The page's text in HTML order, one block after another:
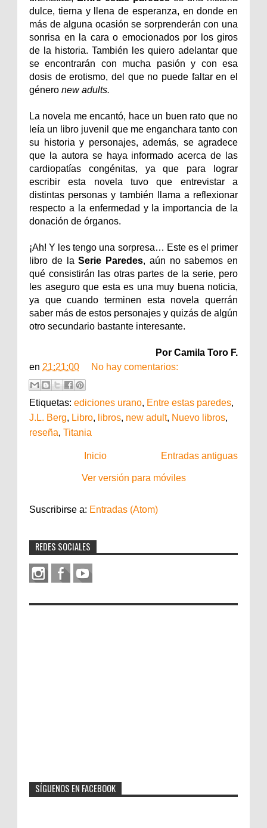
dulce, tierna y llena de esperanza, en donde en
más de alguna ocasión se sorprenderán con una
sonrisa en la cara o emocionados por los giros
de la historia. También les quiero adelantar que
se encontrarán con mucha pasión y con esa
dosis de erotismo, del que no puede faltar en el
género new adults.
La novela me encantó, hace un buen rato que no
leía un libro juvenil que me enganchara tanto con
su historia y personajes, además, se agradece
que la autora se haya informado acerca de las
cardiopatías congénitas, ya que para lograr
escribir esta novela tuvo que entrevistar a
distintas personas y también llama a reflexionar
respecto a la enfermedad y la importancia de la
donación de órganos.
¡Ah! Y les tengo una sorpresa… Este es el primer
libro de laSerie Paredes, aún no sabemos en
qué consistirán las otras partes de la serie, pero
les aseguro que esta es una muy buena noticia,
ya que cuando terminen esta novela querrán
saber más de estos personajes y quizás de algún
otro secundario bastante interesante.
Por Camila Toro F.
en 21:21:00 No hay comentarios:
Etiquetas: ediciones urano, Entre estas paredes,
J.L. Berg, Libro, libros, new adult, Nuevo libros,
reseña, Titania
Entradas antiguas
Inicio
Ver versión para móviles
Suscribirse a: Entradas (Atom)
REDES SOCIALES
SÍGUENOS EN FACEBOOK